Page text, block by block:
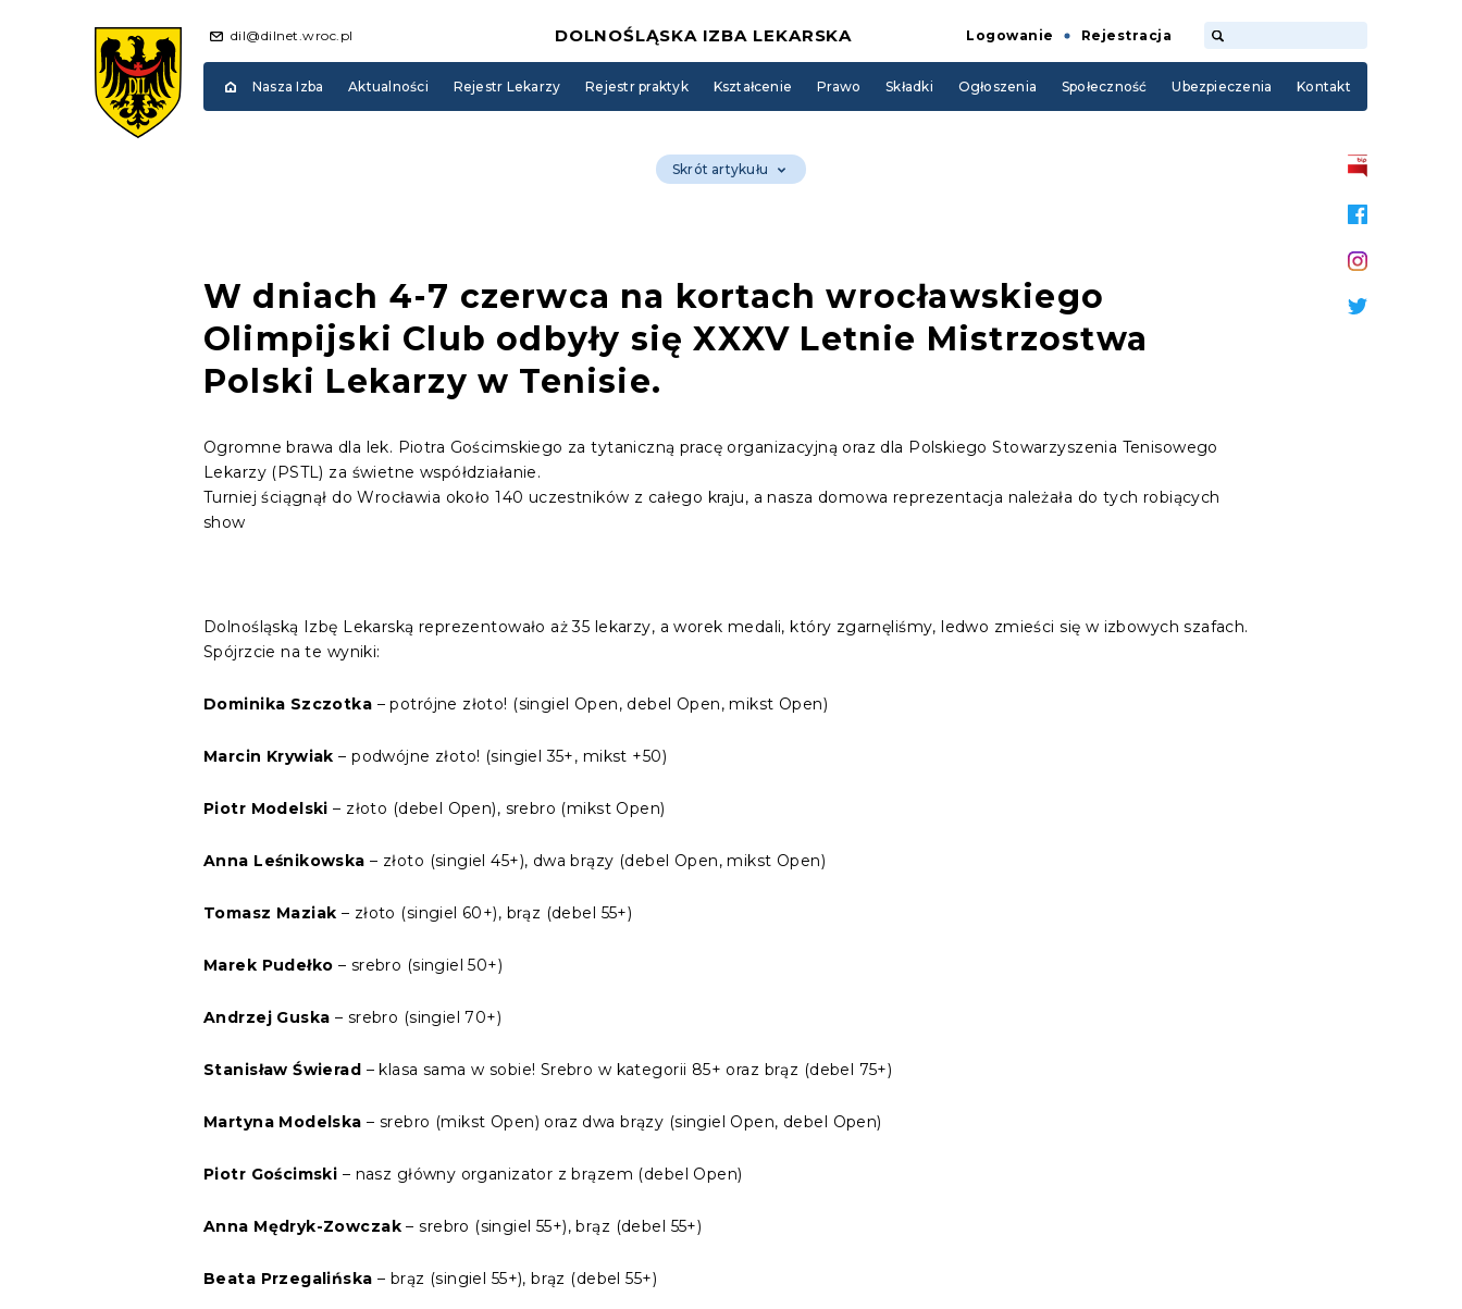
dil@dilnet.wroc.pl DOLNOŚLĄSKA IZBA LEKARSKA Logowanie Rejestracja
Nasza Izba Aktualności Rejestr Lekarzy Rejestr praktyk Kształcenie Prawo Składki Ogłoszenia Społeczność Ubezpieczenia Kontakt
Skrót artykułu
W dniach 4-7 czerwca na kortach wrocławskiego
Olimpijski Club odbyły się XXXV Letnie Mistrzostwa
Polski Lekarzy w Tenisie.
Ogromne brawa dla lek. Piotra Gościmskiego za tytaniczną pracę organizacyjną oraz dla Polskiego Stowarzyszenia Tenisowego
Lekarzy (PSTL) za świetne współdziałanie.
Turniej ściągnął do Wrocławia około 140 uczestników z całego kraju, a nasza domowa reprezentacja należała do tych robiących
show
Dolnośląską Izbę Lekarską reprezentowało aż 35 lekarzy, a worek medali, który zgarnęliśmy, ledwo zmieści się w izbowych szafach.
Spójrzcie na te wyniki:
Dominika Szczotka – potrójne złoto! (singiel Open, debel Open, mikst Open)
Marcin Krywiak – podwójne złoto! (singiel 35+, mikst +50)
Piotr Modelski – złoto (debel Open), srebro (mikst Open)
Anna Leśnikowska – złoto (singiel 45+), dwa brązy (debel Open, mikst Open)
Tomasz Maziak – złoto (singiel 60+), brąz (debel 55+)
Marek Pudełko – srebro (singiel 50+)
Andrzej Guska – srebro (singiel 70+)
Stanisław Świerad – klasa sama w sobie! Srebro w kategorii 85+ oraz brąz (debel 75+)
Martyna Modelska – srebro (mikst Open) oraz dwa brązy (singiel Open, debel Open)
Piotr Gościmski – nasz główny organizator z brązem (debel Open)
Anna Mędryk-Zowczak– srebro (singiel 55+), brąz (debel 55+)
Beata Przegalińska – brąz (singiel 55+), brąz (debel 55+)